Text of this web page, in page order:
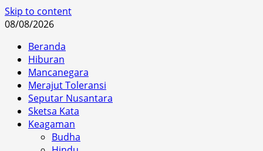
Skip to content
08/08/2026
Beranda
Hiburan
Mancanegara
Merajut Toleransi
Seputar Nusantara
Sketsa Kata
Keagaman
Budha